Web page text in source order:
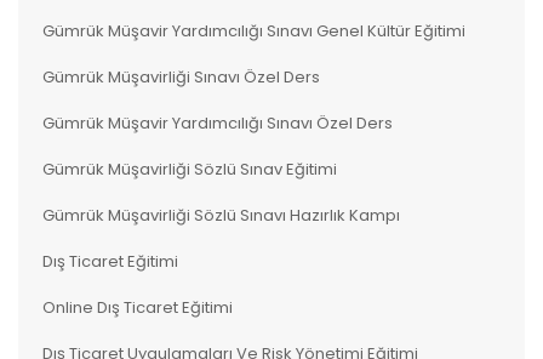
Gümrük Müşavir Yardımcılığı Sınavı Genel Kültür Eğitimi
Gümrük Müşavirliği Sınavı Özel Ders
Gümrük Müşavir Yardımcılığı Sınavı Özel Ders
Gümrük Müşavirliği Sözlü Sınav Eğitimi
Gümrük Müşavirliği Sözlü Sınavı Hazırlık Kampı
Dış Ticaret Eğitimi
Online Dış Ticaret Eğitimi
Dış Ticaret Uygulamaları Ve Risk Yönetimi Eğitimi